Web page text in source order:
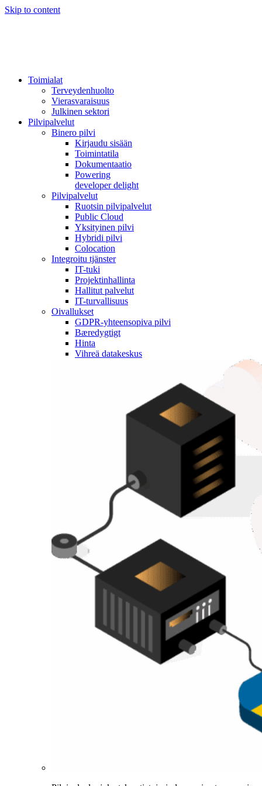
Skip to content
Toimialat
Terveydenhuolto
Vierasvaraisuus
Julkinen sektori
Pilvipalvelut
Binero pilvi
Kirjaudu sisään
Toimintatila
Dokumentaatio
Powering
developer delight
Pilvipalvelut
Ruotsin pilvipalvelut
Public Cloud
Yksityinen pilvi
Hybridi pilvi
Colocation
Integroitu tjänster
IT-tuki
Projektinhallinta
Hallitut palvelut
IT-turvallisuus
Oivallukset
GDPR-yhteensopiva pilvi
Bæredygtigt
Hinta
Vihreä datakeskus